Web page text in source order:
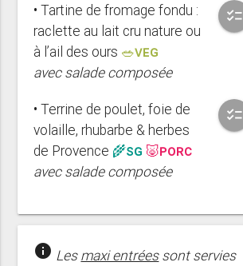
• Tartine de fromage fondu :
raclette au lait cru nature ou
à l’ail des ours 🥗VEG
avec salade composée
checklist
• Terrine de poulet, foie de
volaille, rhubarbe & herbes
de Provence 🌾SG 🐷PORC
avec salade composée
checklist
info Lesmaxi entréessont servies